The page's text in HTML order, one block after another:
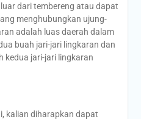
dari tembereng atau dapat
menghubungkan ujung-
adalah luas daerah dalam
buah jari-jari lingkaran dan
kedua jari-jari lingkaran
kalian diharapkan dapat